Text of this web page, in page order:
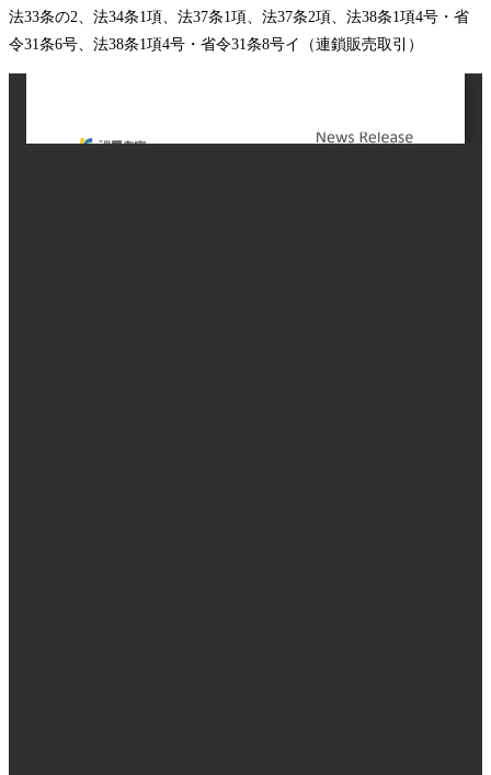
法33条の2、法34条1項、法37条1項、法37条2項、法38条1項4号・省
令31条6号、法38条1項4号・省令31条8号イ（連鎖販売取引）